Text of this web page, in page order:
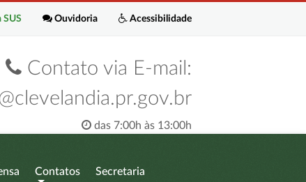
Acessibilidade
Ouvidoria
Contato via E-mail:
das 7:00h às 13:00h
Contatos
Secretaria